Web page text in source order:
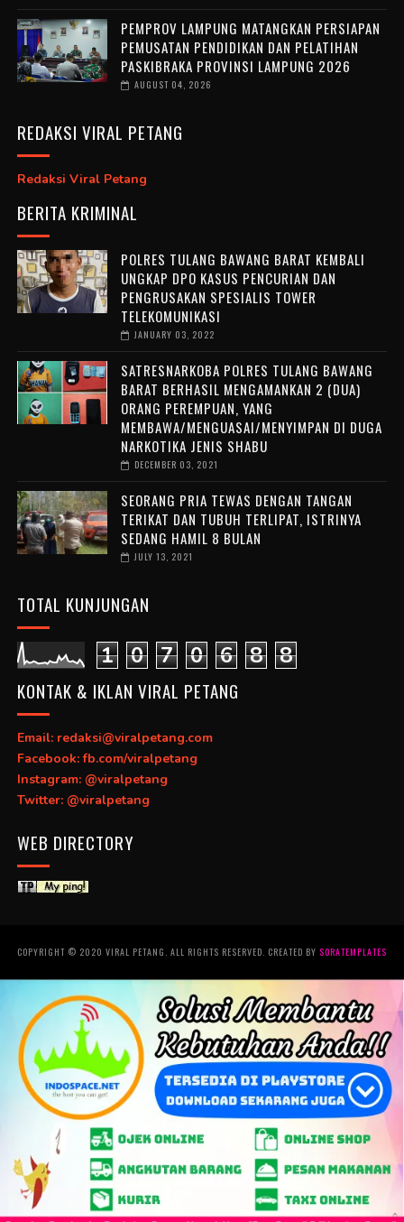
PEMPROV LAMPUNG MATANGKAN PERSIAPAN
PEMUSATAN PENDIDIKAN DAN PELATIHAN
PASKIBRAKA PROVINSI LAMPUNG 2026
AUGUST 04, 2026
REDAKSI VIRAL PETANG
Redaksi Viral Petang
BERITA KRIMINAL
POLRES TULANG BAWANG BARAT KEMBALI
UNGKAP DPO KASUS PENCURIAN DAN
PENGRUSAKAN SPESIALIS TOWER
TELEKOMUNIKASI
JANUARY 03, 2022
SATRESNARKOBA POLRES TULANG BAWANG
BARAT BERHASIL MENGAMANKAN 2 (DUA)
ORANG PEREMPUAN, YANG
MEMBAWA/MENGUASAI/MENYIMPAN DI DUGA
NARKOTIKA JENIS SHABU
DECEMBER 03, 2021
SEORANG PRIA TEWAS DENGAN TANGAN
TERIKAT DAN TUBUH TERLIPAT, ISTRINYA
SEDANG HAMIL 8 BULAN
JULY 13, 2021
TOTAL KUNJUNGAN
1 0 7 0 6 8 8
KONTAK & IKLAN VIRAL PETANG
Email: redaksi@viralpetang.com
Facebook: fb.com/viralpetang
Instagram: @viralpetang
Twitter: @viralpetang
WEB DIRECTORY
COPYRIGHT © 2020 VIRAL PETANG. ALL RIGHTS RESERVED. CREATED BY SORATEMPLATES